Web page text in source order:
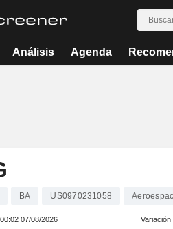
Análisis Agenda
BA US0970231058
07/08/2026 Variación